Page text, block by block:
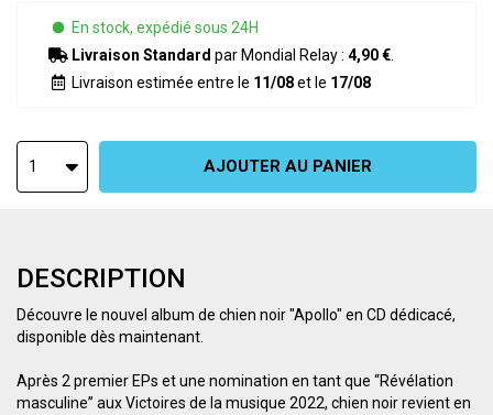
En stock, expédié sous 24H
Livraison Standard par Mondial Relay : 4,90 €
Livraison estimée entre le 11/08et le 17/08
1 AJOUTER AU PANIER
DESCRIPTION
Découvre le nouvel album de chien noir "Apollo" en CD dédicacé,
disponible dès maintenant.
Après 2 premier EPs et une nomination en tant que “Révélation
masculine” aux Victoires de la musique 2022, chien noir revient en